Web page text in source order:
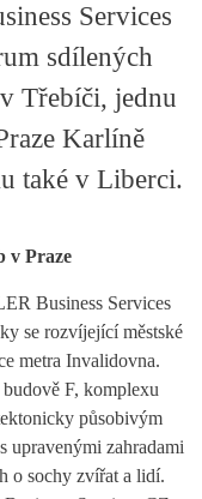
Services
sdílených
Třebíči, jednu
Karlíně
také v Liberci.
v Praze
Business Services
se rozvíjející městské
metra Invalidovna.
F, komplexu
působivým
upravenými zahradami
o sochy zvířat a lidí.